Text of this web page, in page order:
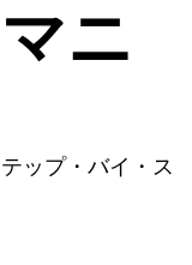
ニ
ップ・バイ・ス